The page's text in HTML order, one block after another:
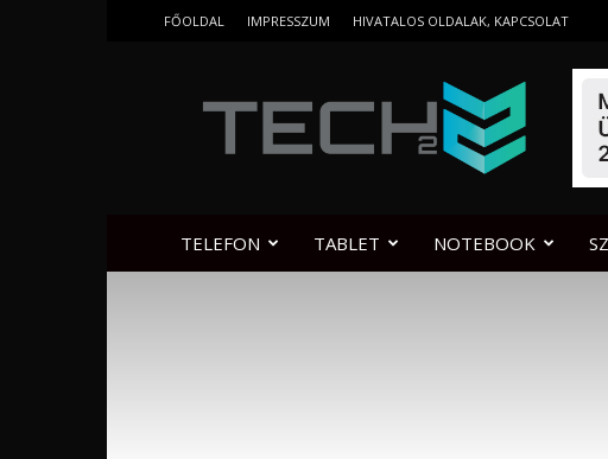
FŐOLDAL IMPRESSZUM HIVATALOS OLDALAK, KAPCSOLAT
TELEFON TABLET NOTEBOOK